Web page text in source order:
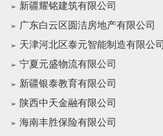
新疆耀铭建筑有限公司
广东白云区圆洁房地产有限公司
天津河北区泰元智能制造有限公司
宁夏元盛物流有限公司
新疆银泰教育有限公司
陕西中天金融有限公司
海南丰胜保险有限公司